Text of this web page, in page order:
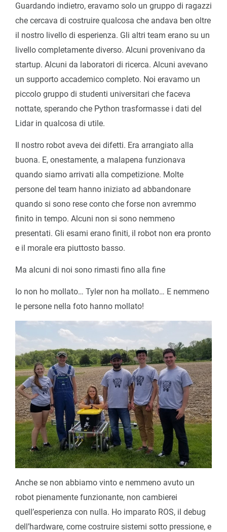
Guardando indietro, eravamo solo un gruppo di ragazzi
che cercava di costruire qualcosa che andava ben oltre
il nostro livello di esperienza. Gli altri team erano su un
livello completamente diverso. Alcuni provenivano da
startup. Alcuni da laboratori di ricerca. Alcuni avevano
un supporto accademico completo. Noi eravamo un
piccolo gruppo di studenti universitari che faceva
nottate, sperando che Python trasformasse i dati del
Lidar in qualcosa di utile.
Il nostro robot aveva dei difetti. Era arrangiato alla
buona. E, onestamente, a malapena funzionava
quando siamo arrivati alla competizione. Molte
persone del team hanno iniziato ad abbandonare
quando si sono rese conto che forse non avremmo
finito in tempo. Alcuni non si sono nemmeno
presentati. Gli esami erano finiti, il robot non era pronto
e il morale era piuttosto basso.
Ma alcuni di noi sono rimasti fino alla fine
Io non ho mollato… Tyler non ha mollato… E nemmeno
le persone nella foto hanno mollato!
Anche se non abbiamo vinto e nemmeno avuto un
robot pienamente funzionante, non cambierei
quell’esperienza con nulla. Ho imparato ROS, il debug
dell’hardware, come costruire sistemi sotto pressione, e